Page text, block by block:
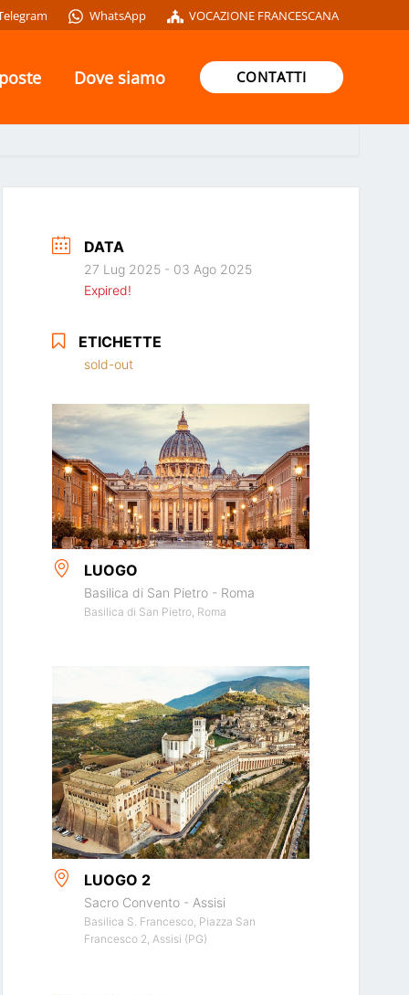
WhatsApp VOCAZIONE FRANCESCANA
Dove siamo CONTATTI
DATA
27 Lug 2025 - 03 Ago 2025
Expired!
ETICHETTE
sold-out
LUOGO
Basilica di San Pietro - Roma
Basilica di San Pietro, Roma
LUOGO 2
Sacro Convento - Assisi
Basilica S. Francesco, Piazza San
Francesco 2, Assisi (PG)